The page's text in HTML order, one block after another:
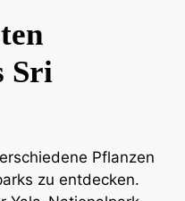
Sri
Pflanzen
zu entdecken.